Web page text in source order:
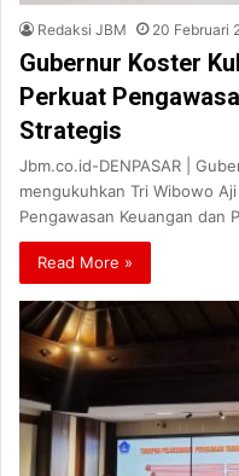
Redaksi JBM 20 Februari
Gubernur Koster
Perkuat
Strategis
Jbm.co.id-DENPASAR |
mengukuhkan Tri Wibowo
Pengawasan Keuangan dan
Read More »